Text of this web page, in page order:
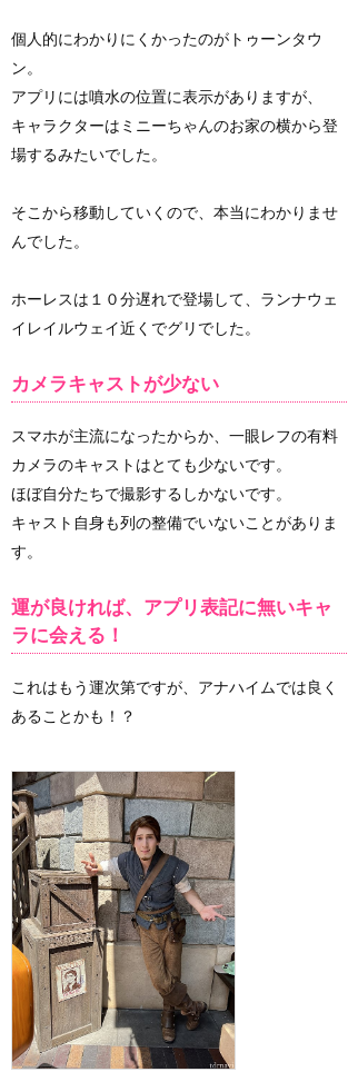
個人的にわかりにくかったのがトゥーンタウ
ン。
アプリには噴水の位置に表示がありますが、
キャラクターはミニーちゃんのお家の横から登
場するみたいでした。
そこから移動していくので、本当にわかりませ
んでした。
ホーレスは１０分遅れで登場して、ランナウェ
イレイルウェイ近くでグリでした。
カメラキャストが少ない
スマホが主流になったからか、一眼レフの有料
カメラのキャストはとても少ないです。
ほぼ自分たちで撮影するしかないです。
キャスト自身も列の整備でいないことがありま
す。
運が良ければ、アプリ表記に無いキャ
ラに会える！
これはもう運次第ですが、アナハイムでは良く
あることかも！？